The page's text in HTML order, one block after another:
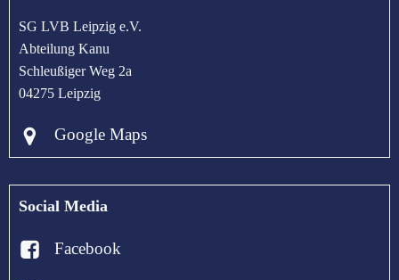
SG LVB Leipzig e.V.
Abteilung Kanu
Schleußiger Weg 2a
04275 Leipzig
Google Maps
Social Media
Facebook